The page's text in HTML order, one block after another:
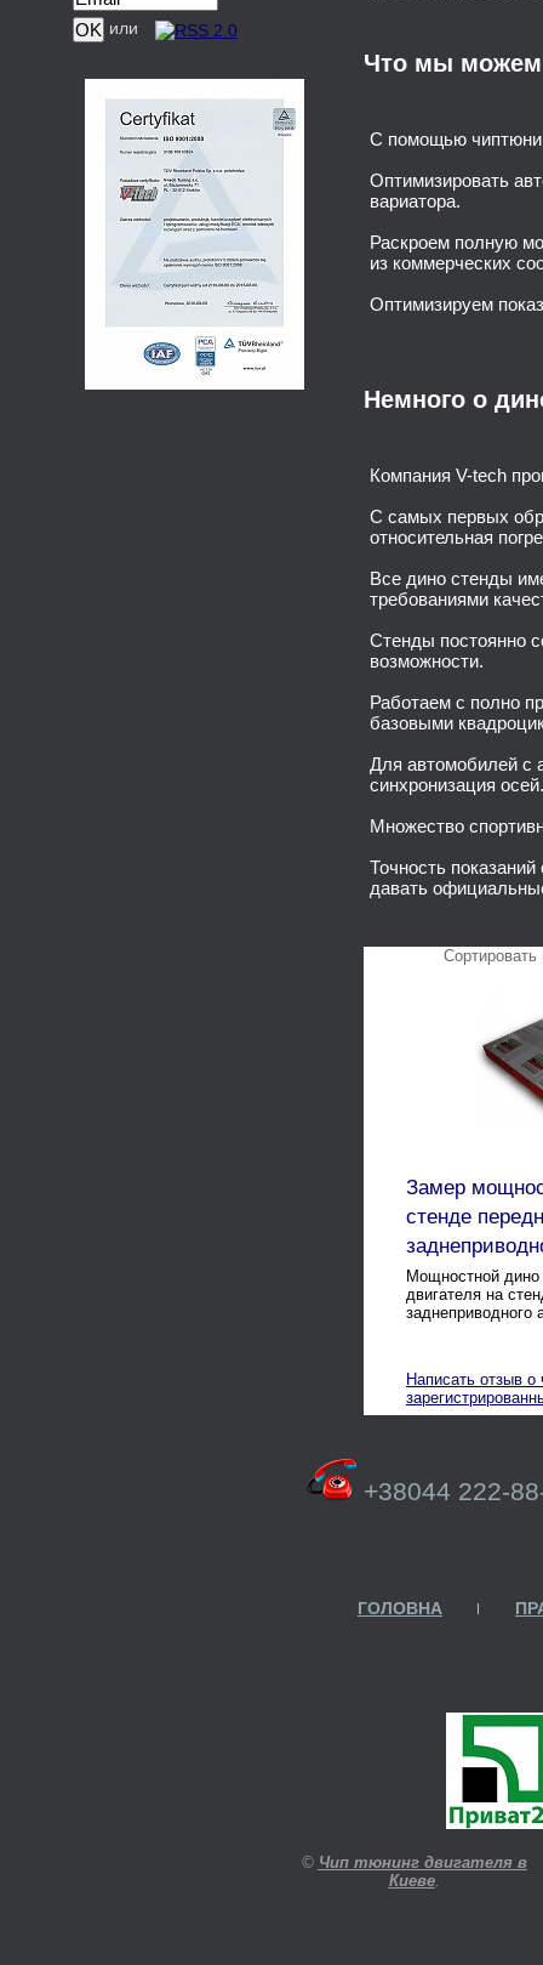
или
Что мы
С помощью
Оптимизировать
вариатора.
Раскроем полную
из коммерческих
Оптимизируем
Немного о
Компания V-tech
С самых первых
относительная
Все дино стенды
требованиями
Стенды постоянно
возможности.
Работаем с полно
базовыми
Для автомобилей с
синхронизация осей.
Множество
Точность
давать
Замер
стенде
Мощностной
двигателя на
заднеприводного
Написать отзыв
+38044 222-
ГОЛОВНА
© Чип тюнинг двигателя в
Киеве.